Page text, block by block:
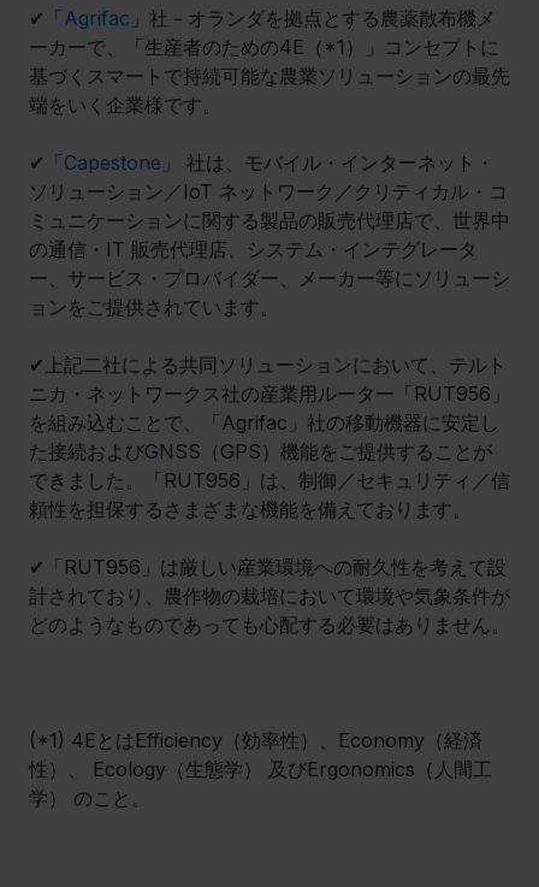
✔「Agrifac 」社－オランダを拠点とする農薬散布機メ
ーカーで、「生産者のための4E（*1）」コンセプトに
基づくスマートで持続可能な農業ソリューションの最先
端をいく企業様です。
✔「Capestone 」 社は、モバイル・インターネット・
ソリューション／IoT ネットワーク／クリティカル・コ
ミュニケーションに関する製品の販売代理店で、世界中
の通信・IT 販売代理店、システム・インテグレータ
ー、サービス・プロバイダー、メーカー等にソリューシ
ョンをご提供されています。
✔上記二社による共同ソリューションにおいて、テルト
ニカ・ネットワークス社の産業用ルーター「RUT956」
を組み込むことで、「Agrifac」社の移動機器に安定し
た接続およびGNSS（GPS）機能をご提供することが
できました。「RUT956」は、制御／セキュリティ／信
頼性を担保するさまざまな機能を備えております。
✔「RUT956」は厳しい産業環境への耐久性を考えて設
計されており、農作物の栽培において環境や気象条件が
どのようなものであっても心配する必要はありません。
(*1) 4EとはEfficiency（効率性）、Economy（経済
性）、 Ecology（生態学） 及びErgonomics（人間工
学） のこと。